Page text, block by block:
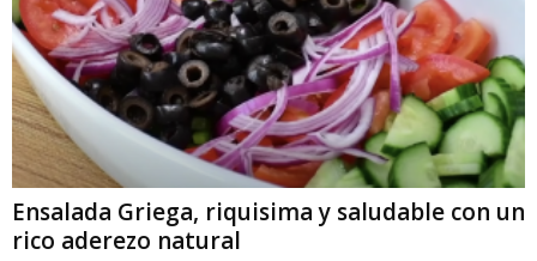
Ensalada Griega, riquisima y saludable con un
rico aderezo natural